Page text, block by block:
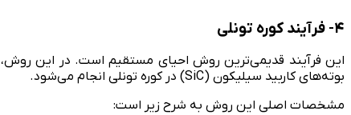
۴- فرآیند کوره تونلی
این فرآیند قدیمی‌ترین روش احیای مستقیم است. در این روش،
بوته‌های کاربید سیلیکون (SiC) در کوره تونلی انجام می‌شود.
مشخصات اصلی این روش به شرح زیر است: